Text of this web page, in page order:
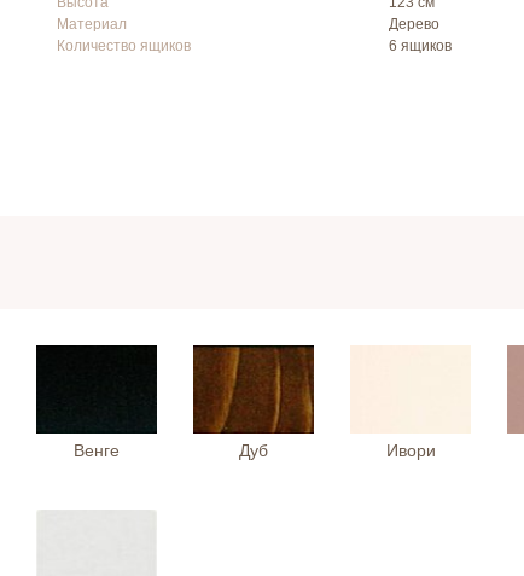
Материал
Дерево
Количество ящиков
6 ящиков
Венге Дуб Ивори